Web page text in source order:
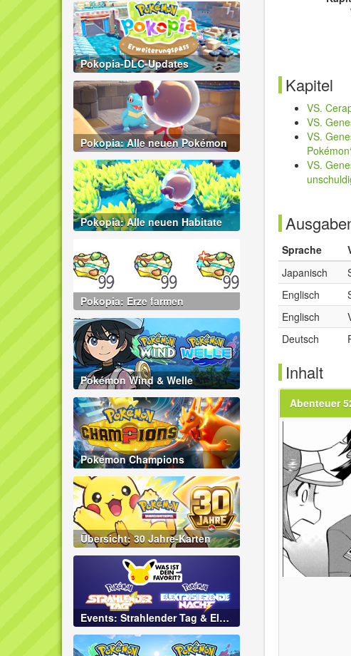
Pokopia-DLC-Updates
Pokopia: Alle neuen Pokémon
Pokopia: Alle neuen Habitate
Pokopia: Erze farmen
Pokémon Wind & Welle
Pokémon Champions
Übersicht: 30 Jahre-Karten
Events: Strahlender Tag & Elektrisierende Nacht
Kapitel
VS.
VS.
VS.
VS.
Sprache
Japanisch
Englisch
Englisch
Deutsch
Inhalt
Abenteuer